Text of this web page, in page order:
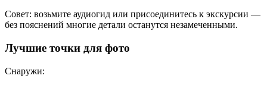
Совет: возьмите аудиогид или присоединитесь к экскурсии —
без пояснений многие детали останутся незамеченными.
Лучшие точки для фото
Снаружи: